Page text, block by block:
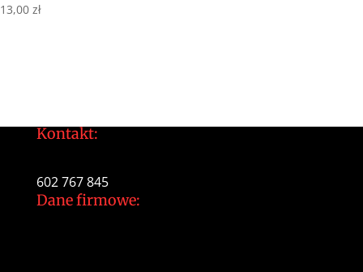
13,00 zł
Kontakt:
602 767 845
Dane firmowe: